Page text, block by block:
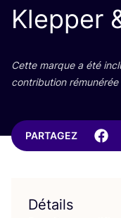
Klepper
Cette marque a été
contri­bu­tion
PARTAGEZ
Détails